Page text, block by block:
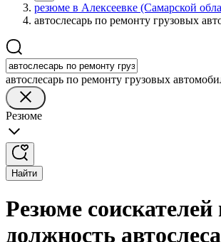
резюме в Алексеевке (Самарской
автослесарь по ремонту грузовых
автослесарь по ремонту грузовых
Резюме
Найти
Резюме соискателей
должность